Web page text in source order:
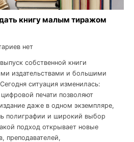
книгу малым тиражом
нет
собственной книги
издательствами и большими
ситуация изменилась:
печати позволяют
даже в одном экземпляре,
полиграфии и широкий выбор
подход открывает новые
преподавателей,